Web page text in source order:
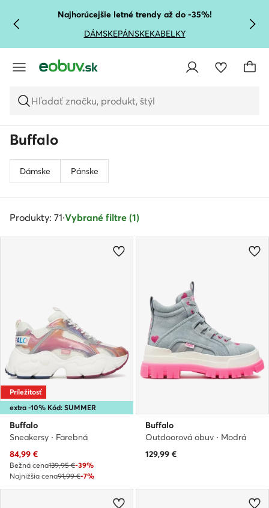
PREJSŤ NA HLAVNÝ OBSAH
PREJSŤ NA VYHĽADÁVANIE
Najhorúcejšie letné trendy až do -35%!
DÁMSKEPÁNSKEKABELKY
Hľadať značku, produkt, štýl
Buffalo
Dámske Pánske
Produkty: 71·Vybrané filtre (1)
extra -10% Kód: SUMMER
Príležitosť
Buffalo
Sneakersy · Farebná
Aktuálna cena
84,99 €
Bežná cena139,95 €-39%
Najnižšia cena91,99 €-7%
Buffalo
Outdoorová obuv · Modrá
129,99 €